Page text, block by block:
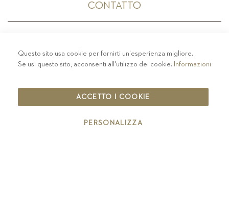
CONTATTO
PRIVACY-COLOPHON - COOKIE POLICY
CODICE ETICO
IT00126670215
Questo sito usa cookie per fornirti un'esperienza migliore.
Se usi questo sito, acconsenti all'utilizzo dei cookie. Informazioni
ACCETTO I COOKIE
PERSONALIZZA